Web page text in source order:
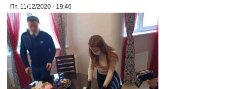
Пт, 11/12/2020 - 19:46